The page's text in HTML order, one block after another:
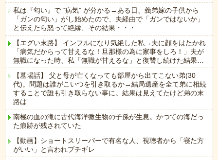
私は『匂い』で “病気” が分かる→ある日、義弟嫁の子供から
「ガンの匂い」がし始めたので、夫経由で「ガンではないか」
と伝えたら怒って絶縁、その結果・・・
【エグい末路】 インフルになり気絶した私→夫に顔をはたかれ
「病気だからって甘えるな！旦那様の為に家事をしろ！」夫が
無職になった時、私「無職が甘えるな」と復讐し続けた結果…
【墓場話】 父と母が亡くなっても部屋から出てこない弟(30
代)。問題は誰がこいつを引き取るか→結局遺産を全て弟に相続
することで誰も引き取らない事に。結果は見えてたけど弟の末
路は
南極の血の滝に古代海洋微生物の子孫が生息。かつての海だっ
た痕跡が残されていた
【動画】ショートスリーパーで有名な人、視聴者から「寝た方
がいい」と言われブチギレ